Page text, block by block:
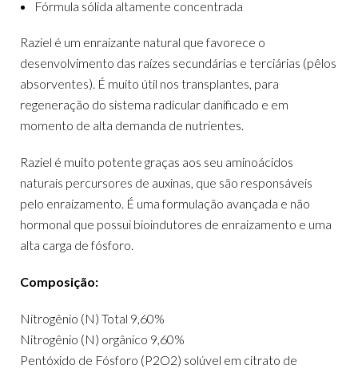
Fórmula sólida altamente concentrada
Raziel é um enraizante natural que favorece o
desenvolvimento das raízes secundárias e terciárias (pêlos
absorventes). É muito útil nos transplantes, para
regeneração do sistema radicular danificado e em
momento de alta demanda de nutrientes.
Raziel é muito potente graças aos seu aminoácidos
naturais percursores de auxinas, que são responsáveis
pelo enraizamento. É uma formulação avançada e não
hormonal que possui bioindutores de enraizamento e uma
alta carga de fósforo.
Composição:
Nitrogênio (N) Total 9,60%
Nitrogênio (N) orgânico 9,60%
Pentóxido de Fósforo (P2O2) solúvel em citrato de